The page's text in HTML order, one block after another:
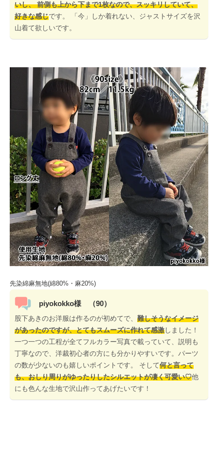
いし、 前側も上から下まで1枚なので、スッキリしていて、
好きな感じです。 「今」しか着れない、ジャストサイズを沢
山着て欲しいです。
先染綿麻無地(綿80%・麻20%)
piyokokko様 （90）
股下あきのお洋服は作るのが初めてで、 難しそうなイメージ
があったのですが、とてもスムーズに作れて感激 しました！
一つ一つの工程が全てフルカラー写真で載っていて、説明も
丁寧なので、洋裁初心者の方にも分かりやすいです。パーツ
の数が少ないのも嬉しいポイントです。 そして何と言って
も、おしり周りがゆったりしたシルエットが凄く可愛い♡他
にも色んな生地で沢山作ってあげたいです！